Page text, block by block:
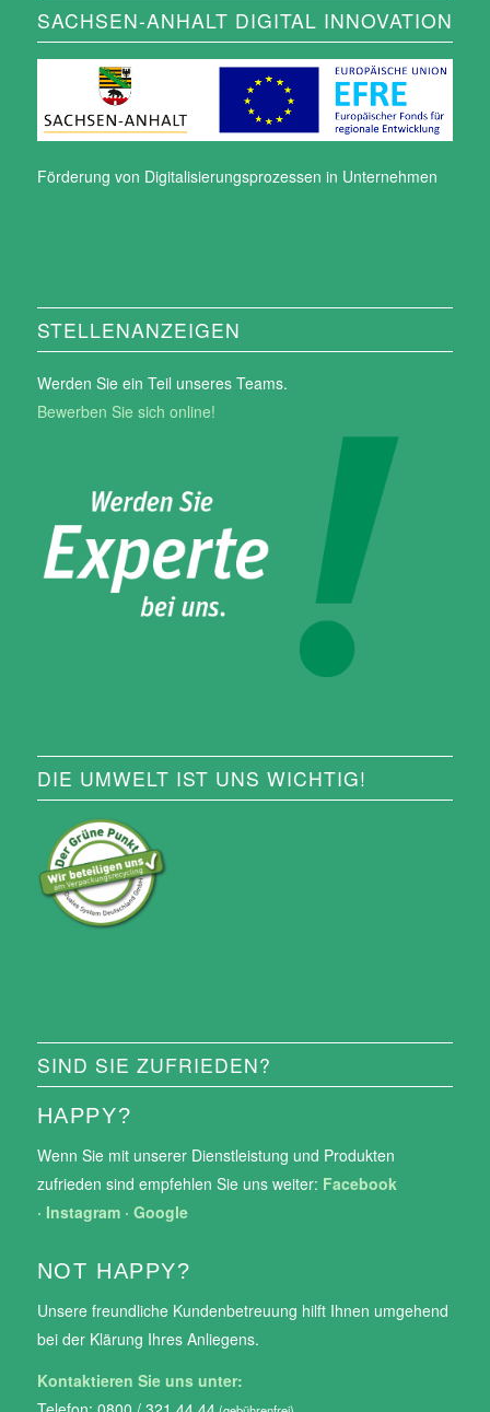
SACHSEN-ANHALT DIGITAL INNOVATION
Förderung von Digitalisierungsprozessen in Unternehmen
STELLENANZEIGEN
Werden Sie ein Teil unseres Teams.
Bewerben Sie sich online!
DIE UMWELT IST UNS WICHTIG!
SIND SIE ZUFRIEDEN?
HAPPY?
Wenn Sie mit unserer Dienstleistung und Produkten
zufrieden sind empfehlen Sie uns weiter: Facebook
· Instagram· Google
NOT HAPPY?
Unsere freundliche Kundenbetreuung hilft Ihnen umgehend
bei der Klärung Ihres Anliegens.
Kontaktieren Sie uns unter: